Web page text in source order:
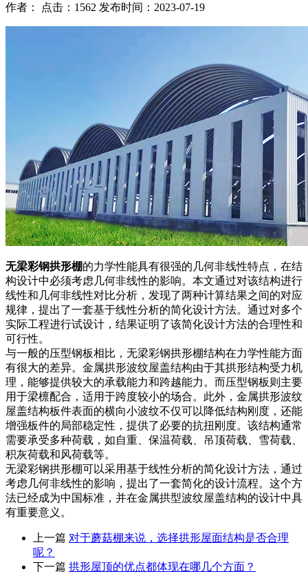
作者： 点击：1562 发布时间：2023-07-19
无梁彩钢拱形棚的力学性能具有很强的几何非线性特点，在结
构设计中必须考虑几何非线性的影响。本文通过对该结构进行
线性和几何非线性对比分析，发现了两种计算结果之间的对应
规律，提出了一套基于线性分析的简化设计方法。通过对多个
实际工程进行试设计，结果证明了该简化设计方法的合理性和
可行性。
与一般的压型钢板相比，无梁彩钢拱形棚结构在力学性能方面
有很大的差异。金属拱形波纹屋盖结构由于其拱形结构受力机
理，能够提供较大的承载能力和跨越能力。而压型钢板则主要
用于梁檩配合，适用于跨度较小的场合。此外，金属拱形波纹
屋盖结构板件表面的横向小波纹不仅可以降低结构刚度，还能
增强板件的局部稳定性，提供了必要的抗扭刚度。该结构通常
需要承受多种荷载，如自重、保温荷载、吊顶荷载、雪荷载、
积灰荷载和风荷载等。
无梁彩钢拱形棚可以采用基于线性分析的简化设计方法，通过
考虑几何非线性的影响，提出了一套简化的设计流程。这个方
法已经成为中国标准，并在金属拱型波纹屋盖结构的设计中具
有重要意义。
上一篇 对于蘑菇棚来说，选择拱形屋面结构是否合理
呢？
下一篇 拱形屋顶的优点都体现在哪几个方面？